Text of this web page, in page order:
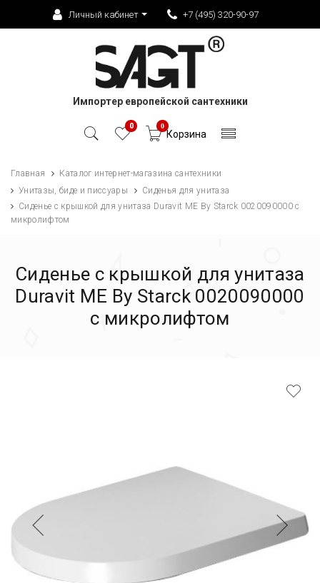
Личный кабинет +7 (495) 320-90-97
Импортер европейской сантехники
0 0
Корзина
Главная
Каталог интернет-магазина сантехники
Унитазы, биде и писсуары
Сиденья для унитаза
Сиденье c крышкой для унитаза Duravit ME By Starck 0020090000 с
микролифтом
Сиденье c крышкой для унитаза
Duravit ME By Starck 0020090000
с микролифтом